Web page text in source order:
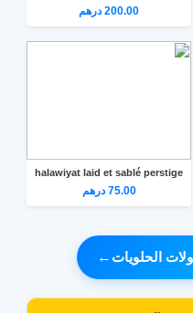
200.00 درهم
halawiyat laid et sablé perstige
75.00 درهم
الحلويات ←